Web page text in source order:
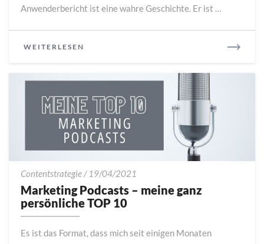
Anwenderbericht ist eine wahre Geschichte. Er ist …
WEITERLESEN
Contentstrategie/ 19/04/2021
Podcasts
persönliche
Marketing Podcasts – meine ganz
persönliche TOP 10
Es ist das Format, dass mich seit einigen Monaten